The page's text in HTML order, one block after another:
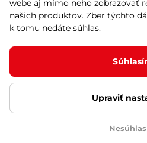
Výmena veľkosti zadarmo
ECE
na sklade
webe aj mimo neho zobrazovať
našich produktov. Zber týchto
k tomu nedáte súhlas.
Upraviť